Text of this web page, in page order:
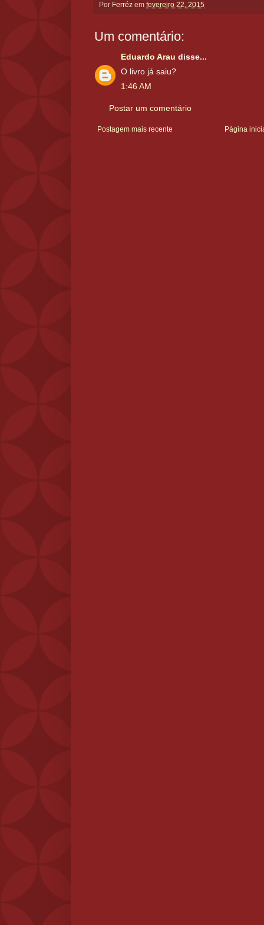
Por Ferréz em fevereiro 22, 2015
Um comentário:
Eduardo Arau disse...
O livro já saiu?
1:46 AM
Postar um comentário
Postagem mais recente Página